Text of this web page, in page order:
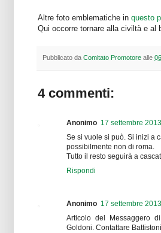
Altre foto emblematiche in questo
Qui occorre tornare alla civiltà e al
Pubblicato da Comitato Promotore alle
4 commenti:
Anonimo 17 settembre
Se si vuole si può. Si inizi a
possibilmente non di roma.
Tutto il resto seguirà a
Rispondi
Anonimo 17 settembre
Articolo del Messaggero
Goldoni. Contattare